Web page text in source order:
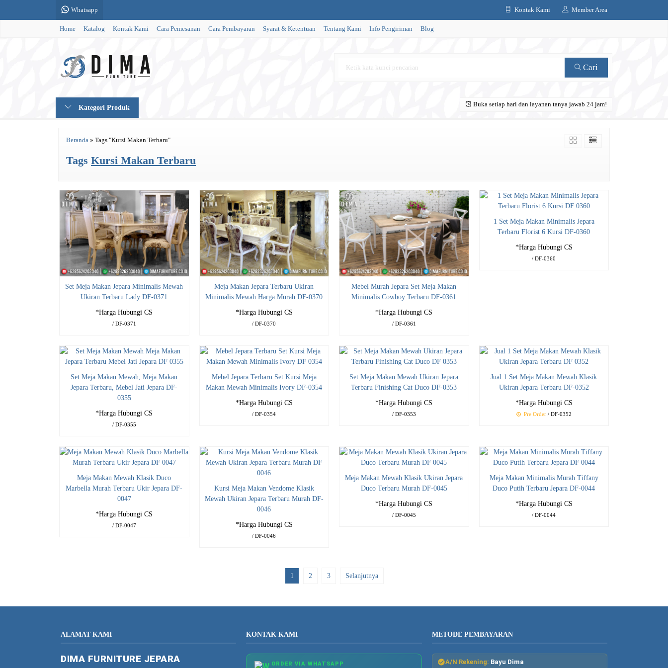
Whatsapp Kontak Kami Member Area
Home Katalog Kontak Kami Cara Pemesanan Cara Pembayaran Syarat & Ketentuan Tentang Kami Info Pengiriman Blog
Cari
Kategori Produk Buka setiap hari dan layanan tanya jawab 24 jam!
Beranda » Tags "Kursi Makan Terbaru"
Tags Kursi Makan Terbaru
Set Meja Makan Jepara Minimalis Mewah
Ukiran Terbaru Lady DF-0371
*Harga Hubungi CS
/ DF-0371
Meja Makan Jepara Terbaru Ukiran
Minimalis Mewah Harga Murah DF-0370
*Harga Hubungi CS
/ DF-0370
Mebel Murah Jepara Set Meja Makan
Minimalis Cowboy Terbaru DF-0361
*Harga Hubungi CS
/ DF-0361
1 Set Meja Makan Minimalis Jepara
Terbaru Florist 6 Kursi DF-0360
*Harga Hubungi CS
/ DF-0360
Set Meja Makan Mewah, Meja Makan
Jepara Terbaru, Mebel Jati Jepara DF-
0355
*Harga Hubungi CS
/ DF-0355
Mebel Jepara Terbaru Set Kursi Meja
Makan Mewah Minimalis Ivory DF-0354
*Harga Hubungi CS
/ DF-0354
Set Meja Makan Mewah Ukiran Jepara
Terbaru Finishing Cat Duco DF-0353
*Harga Hubungi CS
/ DF-0353
Jual 1 Set Meja Makan Mewah Klasik
Ukiran Jepara Terbaru DF-0352
*Harga Hubungi CS
Pre Order/ DF-0352
Meja Makan Mewah Klasik Duco
Marbella Murah Terbaru Ukir Jepara DF-
0047
*Harga Hubungi CS
/ DF-0047
Kursi Meja Makan Vendome Klasik
Mewah Ukiran Jepara Terbaru Murah DF-
0046
*Harga Hubungi CS
/ DF-0046
Meja Makan Mewah Klasik Ukiran Jepara
Duco Terbaru Murah DF-0045
*Harga Hubungi CS
/ DF-0045
Meja Makan Minimalis Murah Tiffany
Duco Putih Terbaru Jepara DF-0044
*Harga Hubungi CS
/ DF-0044
1 2 3 Selanjutnya
ALAMAT KAMI
DIMA FURNITURE JEPARA
KONTAK KAMI
ORDER VIA WHATSAPP
METODE PEMBAYARAN
A/N Rekening: Bayu Dima